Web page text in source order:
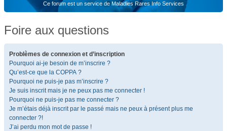
Ce forum est un service de Maladies Rares Info Services
Foire aux questions
Problèmes de connexion et d’inscription
Pourquoi ai-je besoin de m’inscrire ?
Qu’est-ce que la COPPA ?
Pourquoi ne puis-je pas m’inscrire ?
Je suis inscrit mais je ne peux pas me connecter !
Pourquoi ne puis-je pas me connecter ?
Je m’étais déjà inscrit par le passé mais ne peux à présent plus me
connecter ?!
J’ai perdu mon mot de passe !